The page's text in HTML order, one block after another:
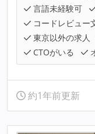
言語未経験可
コードレビュー
東京以外の求人
CTOがいる
約1年前更新